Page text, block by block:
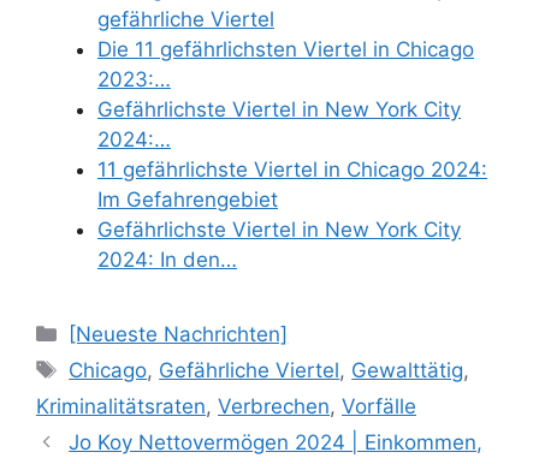
gefährliche Viertel
Die 11 gefährlichsten Viertel in Chicago
2023:…
Gefährlichste Viertel in New York City
2024:…
11 gefährlichste Viertel in Chicago 2024:
Im Gefahrengebiet
Gefährlichste Viertel in New York City
2024: In den…
Categories
[Neueste Nachrichten]
Tags
Chicago, Gefährliche Viertel, Gewalttätig,
Kriminalitätsraten, Verbrechen, Vorfälle
Jo Koy Nettovermögen 2024 | Einkommen,